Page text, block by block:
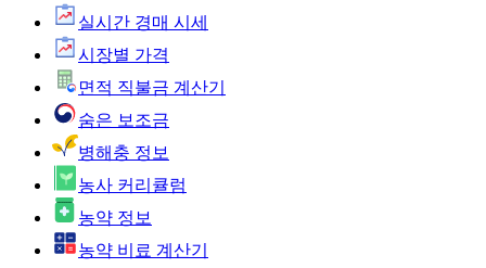
실시간 경매 시세
시장별 가격
면적 직불금 계산기
숨은 보조금
병해충 정보
농사 커리큘럼
농약 정보
농약 비료 계산기